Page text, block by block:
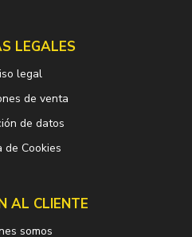
LEGALES
legal
de venta
de datos
de Cookies
AL CLIENTE
somos